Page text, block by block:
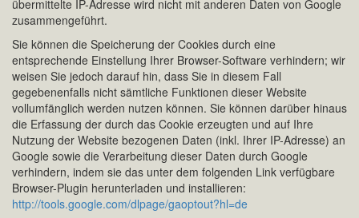
übermittelte IP-Adresse wird nicht mit anderen Daten von Google
zusammengeführt.
Sie können die Speicherung der Cookies durch eine
entsprechende Einstellung Ihrer Browser-Software verhindern; wir
weisen Sie jedoch darauf hin, dass Sie in diesem Fall
gegebenenfalls nicht sämtliche Funktionen dieser Website
vollumfänglich werden nutzen können. Sie können darüber hinaus
die Erfassung der durch das Cookie erzeugten und auf Ihre
Nutzung der Website bezogenen Daten (inkl. Ihrer IP-Adresse) an
Google sowie die Verarbeitung dieser Daten durch Google
verhindern, indem sie das unter dem folgenden Link verfügbare
Browser-Plugin herunterladen und installieren:
http://tools.google.com/dlpage/gaoptout?hl=de